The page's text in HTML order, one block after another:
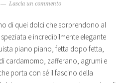
Lascia un commento
di quei dolci che sorprendono al
e incredibilmente elegante
piano piano, fetta dopo fetta,
cardamomo, zafferano, agrumi e
porta con sé il fascino della